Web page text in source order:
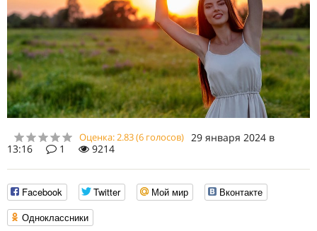
Оценка:2.83(6 голосов) 29 января 2024 в
13:16
1 9214
Facebook Twitter Мой мир
Вконтакте
Одноклассники